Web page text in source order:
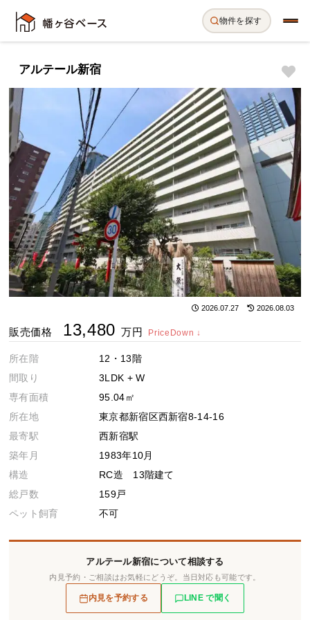
物件を探す
アルテール新宿
2026.07.27 2026.08.03
販売価格 13,480 万円 PriceDown ↓
所在階
12・13階
間取り
3LDK + W
専有面積
95.04㎡
所在地
東京都新宿区西新宿8-14-16
最寄駅
西新宿駅
築年月
1983年10月
構造
RC造 13階建て
総戸数
159戸
ペット飼育
不可
アルテール新宿について相談する
内見予約・ご相談はお気軽にどうぞ。当日対応も可能です。
内見を予約する LINE で聞く